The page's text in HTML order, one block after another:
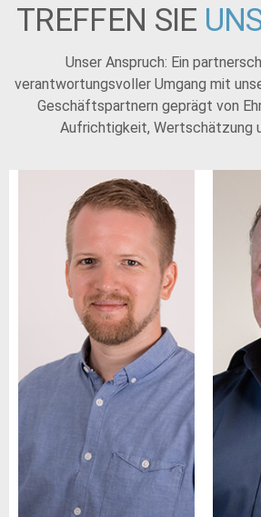
TREFFEN SIE
Unser Anspruch: Ein
verantwortungsvoller Umgang mit
Geschäftspartnern geprägt von
Aufrichtigkeit, Wertschätzung
Thomas
Nestmann
Beratung /
Projektmanagement
tn@sbs-
technik.gmbh
+49(0) 26 32 96
55-77